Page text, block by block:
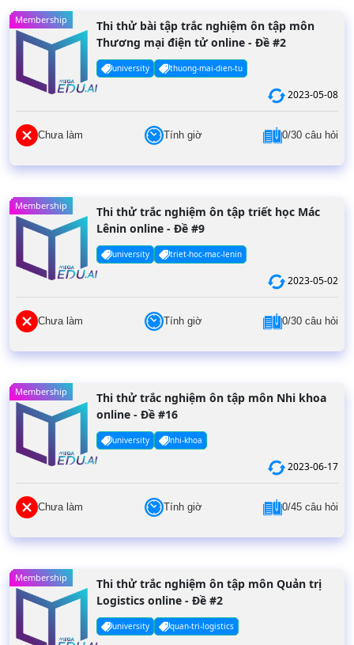
Membership
Thi thử bài tập trắc nghiệm ôn tập môn
Thương mại điện tử online - Đề #2
university thuong-mai-dien-tu
2023-05-08
Chưa làm Tính giờ 0/30 câu hỏi
Membership
Thi thử trắc nghiệm ôn tập triết học Mác
Lênin online - Đề #9
university triet-hoc-mac-lenin
2023-05-02
Chưa làm Tính giờ 0/30 câu hỏi
Membership
Thi thử trắc nghiệm ôn tập môn Nhi khoa
online - Đề #16
university nhi-khoa
2023-06-17
Chưa làm Tính giờ 0/45 câu hỏi
Membership
Thi thử trắc nghiệm ôn tập môn Quản trị
Logistics online - Đề #2
university quan-tri-logistics